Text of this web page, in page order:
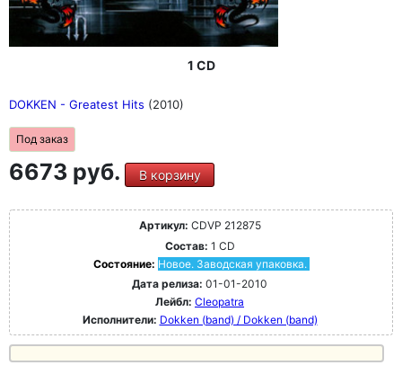
1 CD
DOKKEN - Greatest Hits (2010)
Под заказ
6673 руб. В корзину
Артикул: CDVP 212875
Состав: 1 CD
Состояние: Новое. Заводская упаковка.
Дата релиза: 01-01-2010
Лейбл: Cleopatra
Исполнители: Dokken (band) / Dokken (band)